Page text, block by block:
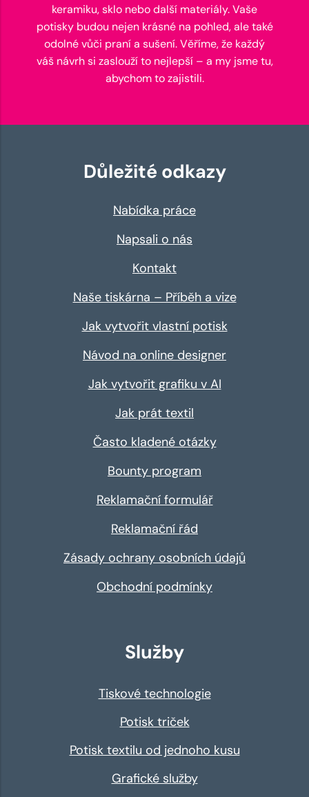
keramiku, sklo nebo další materiály. Vaše
potisky budou nejen krásné na pohled, ale také
odolné vůči praní a sušení. Věříme, že každý
váš návrh si zaslouží to nejlepší – a my jsme tu,
abychom to zajistili.
Důležité odkazy
Nabídka práce
Napsali o nás
Kontakt
Naše tiskárna – Příběh a vize
Jak vytvořit vlastní potisk
Návod na online designer
Jak vytvořit grafiku v AI
Jak prát textil
Často kladené otázky
Bounty program
Reklamační formulář
Reklamační řád
Zásady ochrany osobních údajů
Obchodní podmínky
Služby
Tiskové technologie
Potisk triček
Potisk textilu od jednoho kusu
Grafické služby